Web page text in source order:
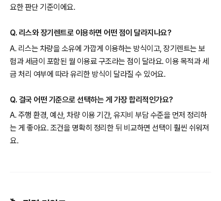
요한 판단 기준이에요.
Q. 리스와 장기렌트로 이용하면 어떤 점이 달라지나요?
A. 리스는 차량을 소유에 가깝게 이용하는 방식이고, 장기렌트는 보
험과 세금이 포함된 월 이용료 구조라는 점이 달라요. 이용 목적과 세
금 처리 여부에 따라 유리한 방식이 달라질 수 있어요.
Q. 결국 어떤 기준으로 선택하는 게 가장 합리적인가요?
A. 주행 환경, 예산, 차량 이용 기간, 유지비 부담 수준을 먼저 정리하
는 게 좋아요. 조건을 명확히 정리한 뒤 비교하면 선택이 훨씬 쉬워져
요.